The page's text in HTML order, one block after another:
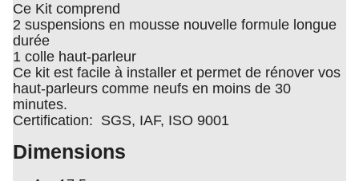
Ce Kit comprend
2 suspensions en mousse nouvelle formule longue
durée
1 colle haut-parleur
Ce kit est facile à installer et permet de rénover vos
haut-parleurs comme neufs en moins de 30
minutes.
Certification: SGS, IAF, ISO 9001
Dimensions